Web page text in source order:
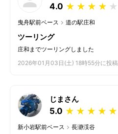
4.0 ★
★
★
★
★
曳舟駅前ベース 道の駅庄和
ツーリング
庄和までツーリングしました
2026年01月03日(土) 18時55分に投稿
じまさん
5.0 ★
★
★
★
★
新小岩駅前ベース 長瀞渓谷